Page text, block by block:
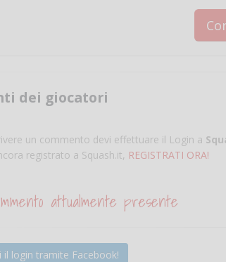
dei giocatori
un commento devi effettuare il Login a
registrato a Squash.it, REGISTRATI ORA!
attualmente presente
il login tramite Facebook!